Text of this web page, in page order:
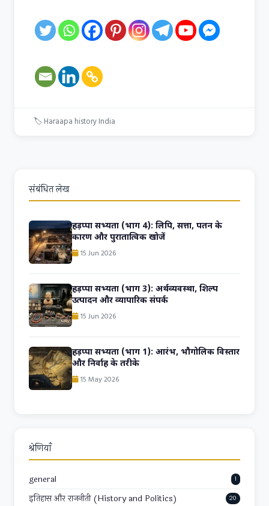
🏷Haraapa historyIndia
संबंधित लेख
हड़प्पा सभ्यता (भाग 4): लिपि, सत्ता, पतन के
कारण और पुरातात्विक खोजें
15 Jun 2026
हड़प्पा सभ्यता (भाग 3): अर्थव्यवस्था, शिल्प
उत्पादन और व्यापारिक संपर्क
15 Jun 2026
हड़प्पा सभ्यता (भाग 1): आरंभ, भौगोलिक विस्तार
और निर्वाह के तरीके
15 May 2026
श्रेणियाँ
general 1
इतिहास और राजनीती (History and Politics) 20